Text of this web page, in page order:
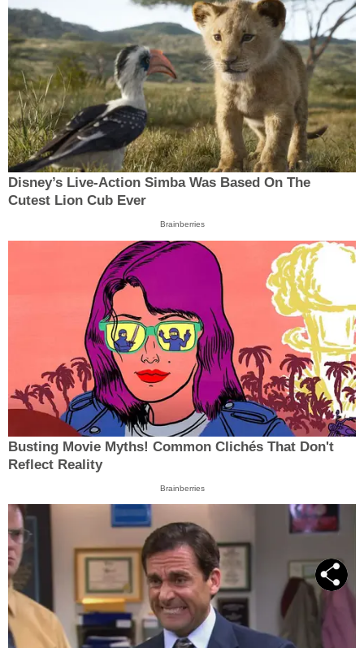
Disney’s Live-Action Simba Was Based On The
Cutest Lion Cub Ever
Brainberries
Busting Movie Myths! Common Clichés That Don't
Reflect Reality
Brainberries